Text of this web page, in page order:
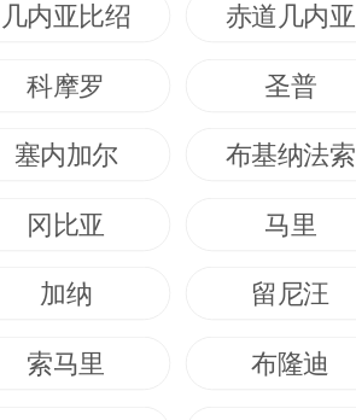
几内亚比绍 赤道几内亚
科摩罗 圣普
塞内加尔 布基纳法索
冈比亚 马里
加纳 留尼汪
索马里 布隆迪